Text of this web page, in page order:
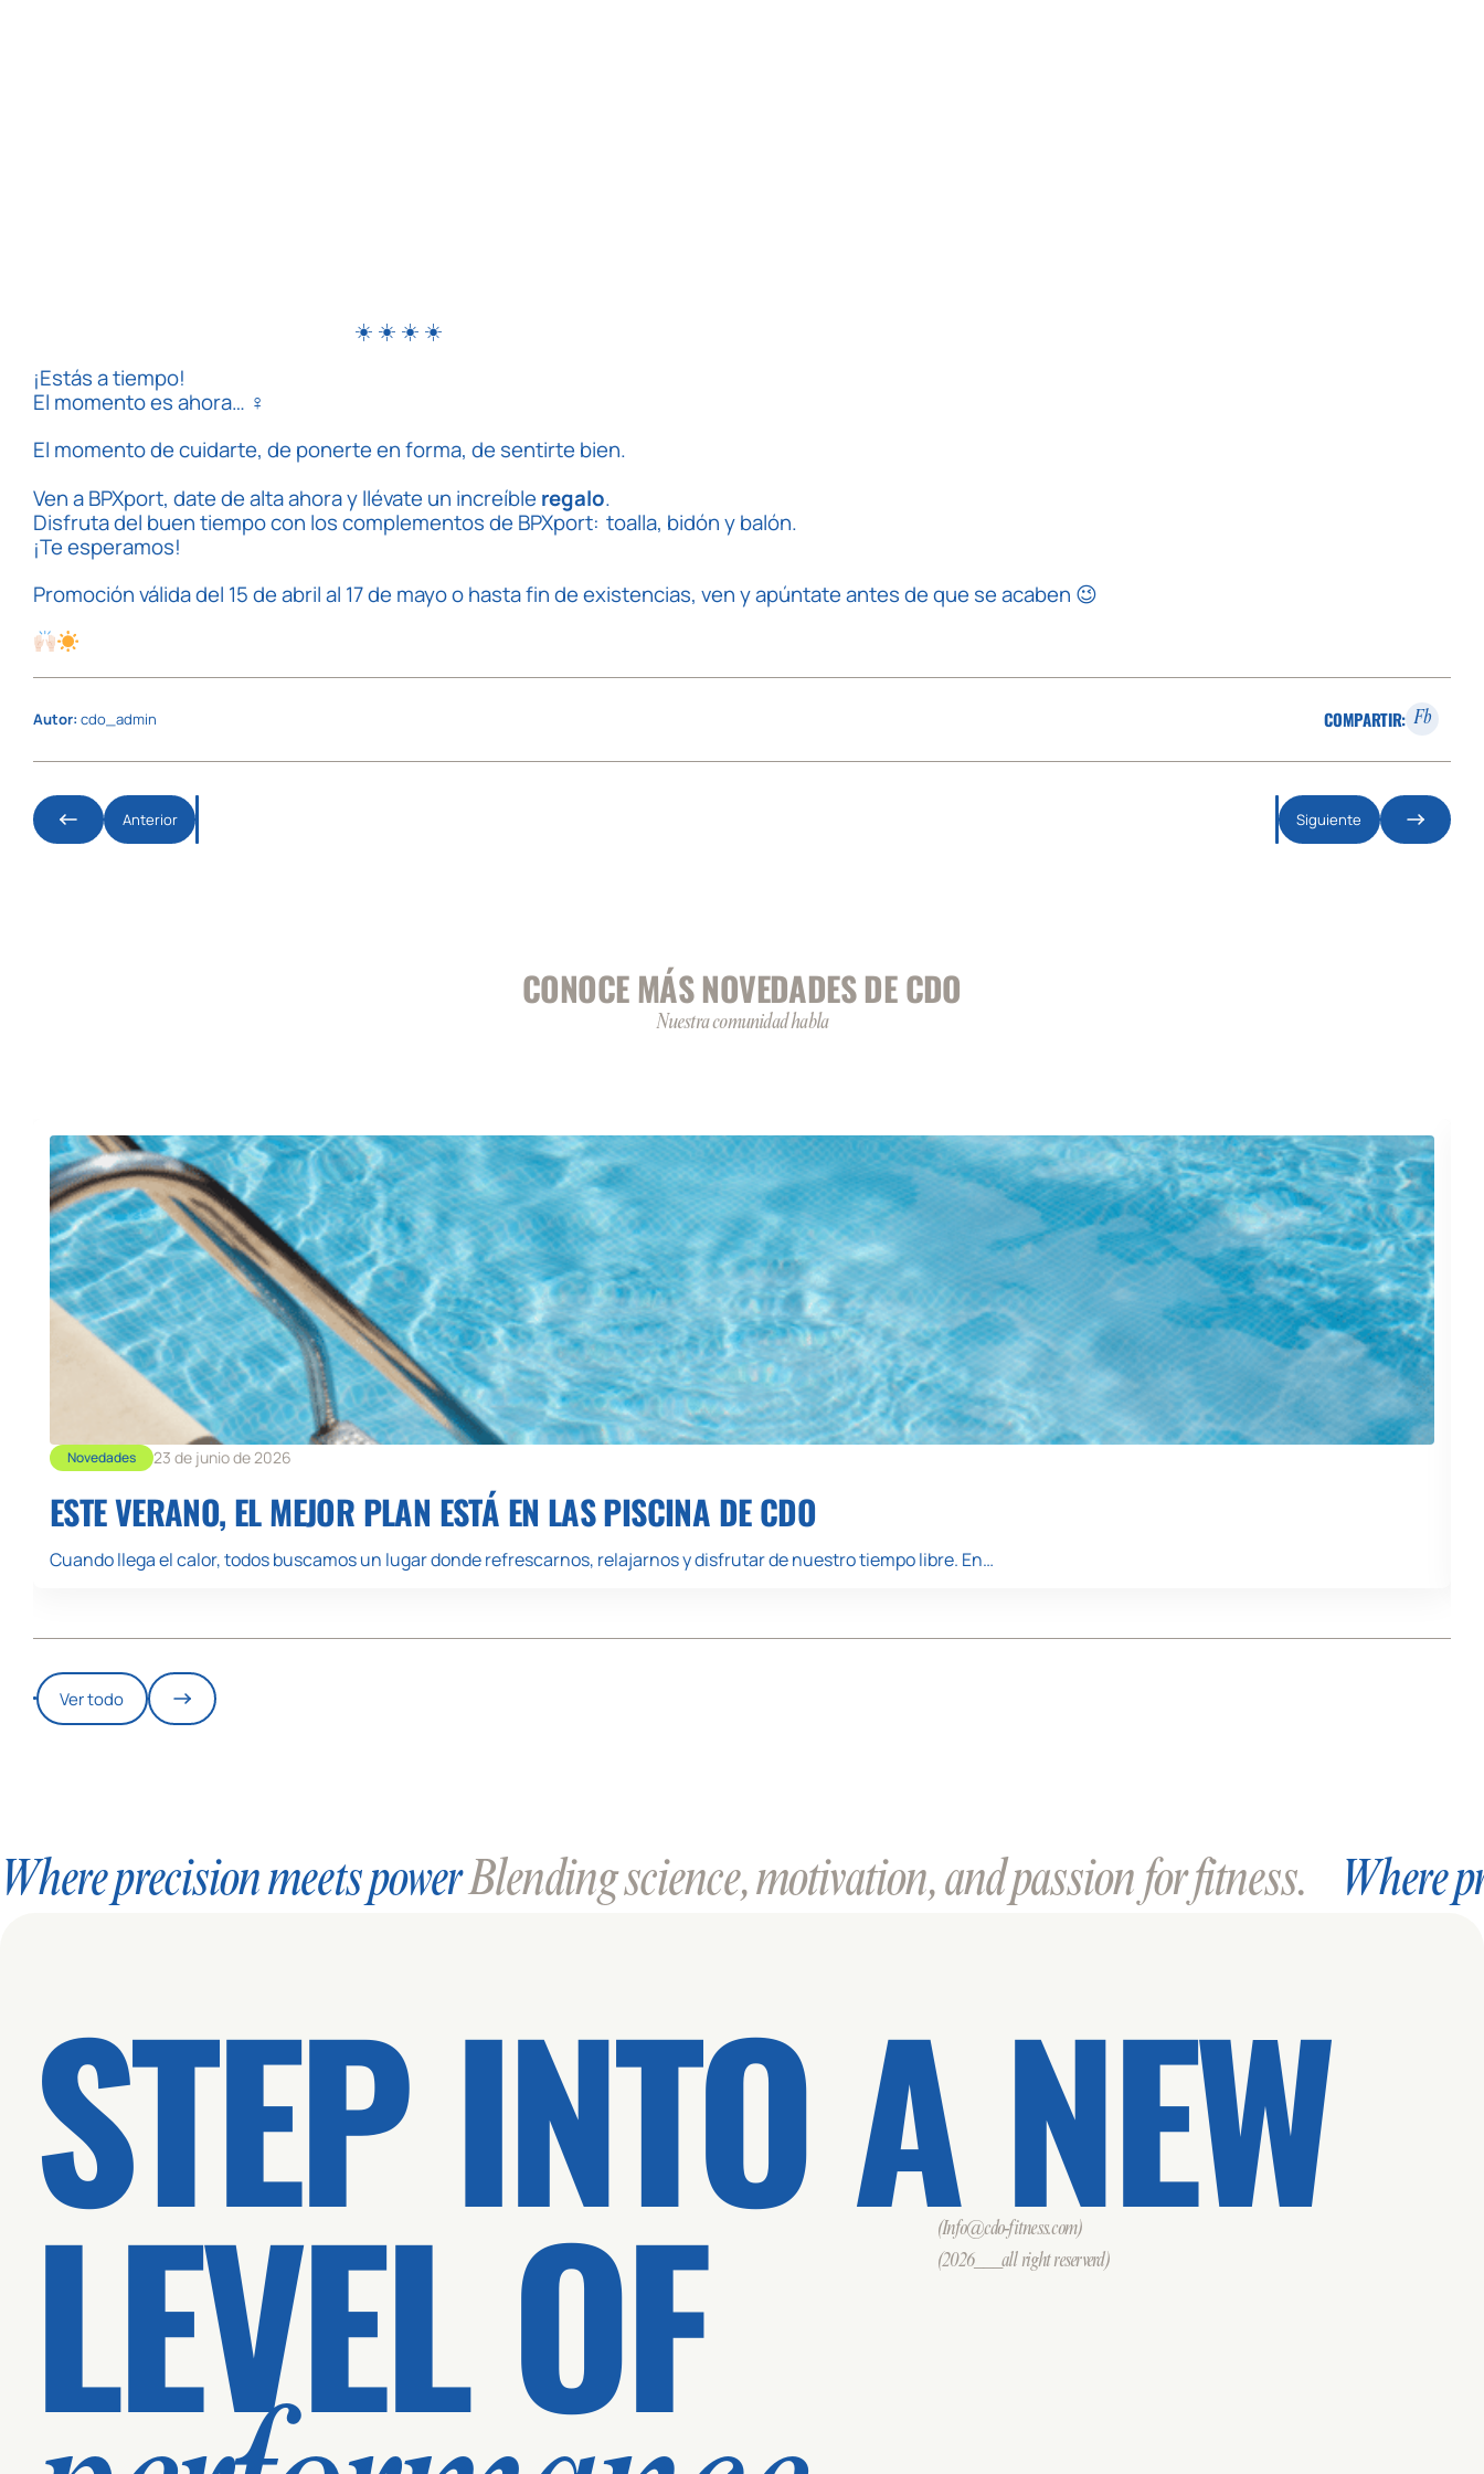
☀️ ☀️ ☀️ ☀️
¡Estás a tiempo!
El momento es ahora… ‍♀️
El momento de cuidarte, de ponerte en forma, de sentirte bien.
Ven a BPXport, date de alta ahora y llévate un increíble regalo.
Disfruta del buen tiempo con los complementos de BPXport: toalla, bidón y balón.
¡Te esperamos!
Promoción válida del 15 de abril al 17 de mayo o hasta fin de existencias, ven y apúntate antes de que se acaben 😉
Autor: cdo_admin COMPARTIR: Fb
Anterior Siguiente
CONOCE MÁS NOVEDADES DE CDO
Nuestra comunidad habla
Novedades 23 de junio de 2026
ESTE VERANO, EL MEJOR PLAN ESTÁ EN LAS PISCINA DE CDO
Cuando llega el calor, todos buscamos un lugar donde refrescarnos, relajarnos y disfrutar de nuestro tiempo libre. En…
Ver todo
Where precision meets powerBlending science, motivation, and passion for fitness. Where
STEP INTO A NEW
(Info@cdo-fitness.com)
(2026___all right reserverd)
LEVEL OF